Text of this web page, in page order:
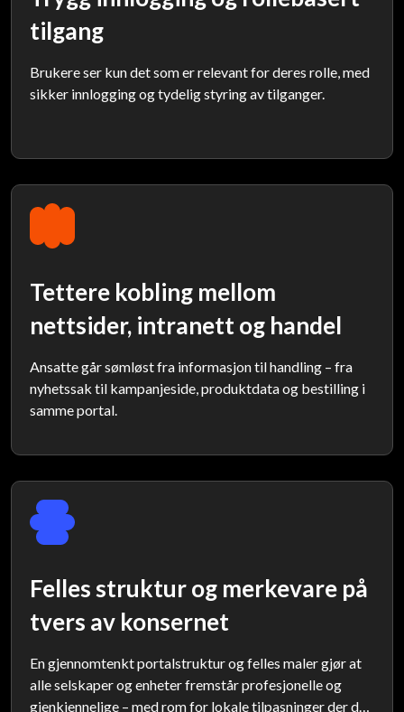
tilgang
Brukere ser kun det som er relevant for deres rolle, med
sikker innlogging og tydelig styring av tilganger.
Tettere kobling mellom
nettsider, intranett og handel
Ansatte går sømløst fra informasjon til handling – fra
nyhetssak til kampanjeside, produktdata og bestilling i
samme portal.
Felles struktur og merkevare på
tvers av konsernet
En gjennomtenkt portalstruktur og felles maler gjør at
alle selskaper og enheter fremstår profesjonelle og
gjenkjennelige – med rom for lokale tilpasninger der det